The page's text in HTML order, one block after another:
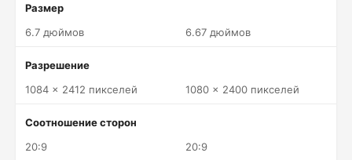
Размер
6.7 дюймов
6.67 дюймов
Разрешение
1084 x 2412 пикселей
1080 x 2400 пикселей
Соотношение сторон
20:9
20:9